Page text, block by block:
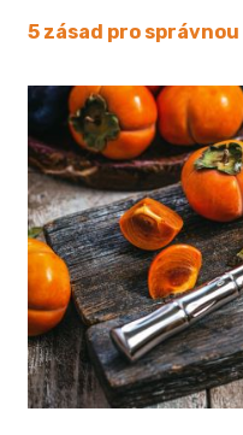
5 zásad pro správnou